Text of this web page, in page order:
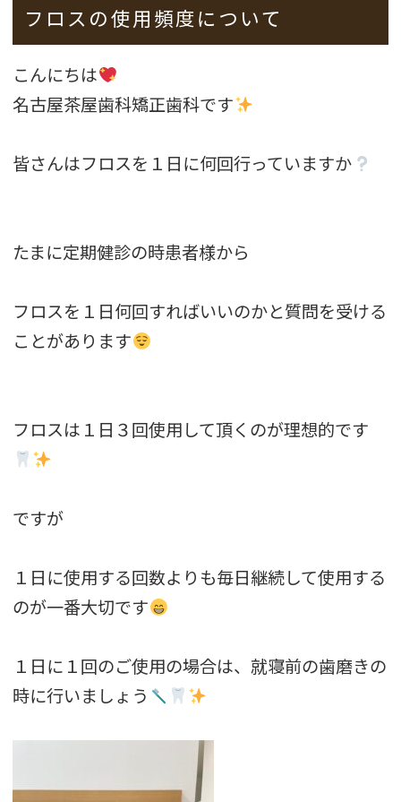
フロスの使用頻度について
こんにちは
名古屋茶屋歯科矯正歯科です
皆さんはフロスを１日に何回行っていますか
たまに定期健診の時患者様から
フロスを１日何回すればいいのかと質問を受ける
ことがあります
フロスは１日３回使用して頂くのが理想的です
ですが
１日に使用する回数よりも毎日継続して使用する
のが一番大切です
１日に１回のご使用の場合は、就寝前の歯磨きの
時に行いましょう